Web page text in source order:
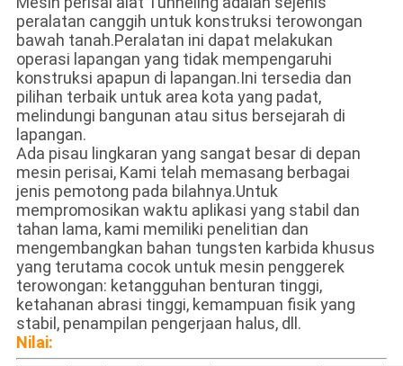
peralatan canggih untuk konstruksi terowongan
bawah tanah.Peralatan ini dapat melakukan
operasi lapangan yang tidak mempengaruhi
konstruksi apapun di lapangan.Ini tersedia dan
pilihan terbaik untuk area kota yang padat,
melindungi bangunan atau situs bersejarah di
lapangan.
Ada pisau lingkaran yang sangat besar di depan
mesin perisai, Kami telah memasang berbagai
jenis pemotong pada bilahnya.Untuk
mempromosikan waktu aplikasi yang stabil dan
tahan lama, kami memiliki penelitian dan
mengembangkan bahan tungsten karbida khusus
yang terutama cocok untuk mesin penggerek
terowongan: ketangguhan benturan tinggi,
ketahanan abrasi tinggi, kemampuan fisik yang
stabil, penampilan pengerjaan halus, dll.
Nilai: